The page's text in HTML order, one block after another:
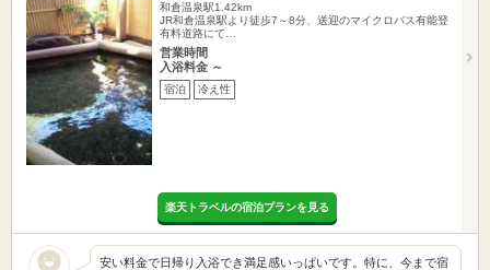
和倉温泉駅1.42km
JR和倉温泉駅より徒歩7～8分、送迎のマイクロバス有能登
有料道路にて…
営業時間
入浴料金 ～
宿泊 冷え性
楽天トラベルの宿泊プランを見る
安い料金で日帰り入浴でき満足感いっぱいです。特に、今まで宿